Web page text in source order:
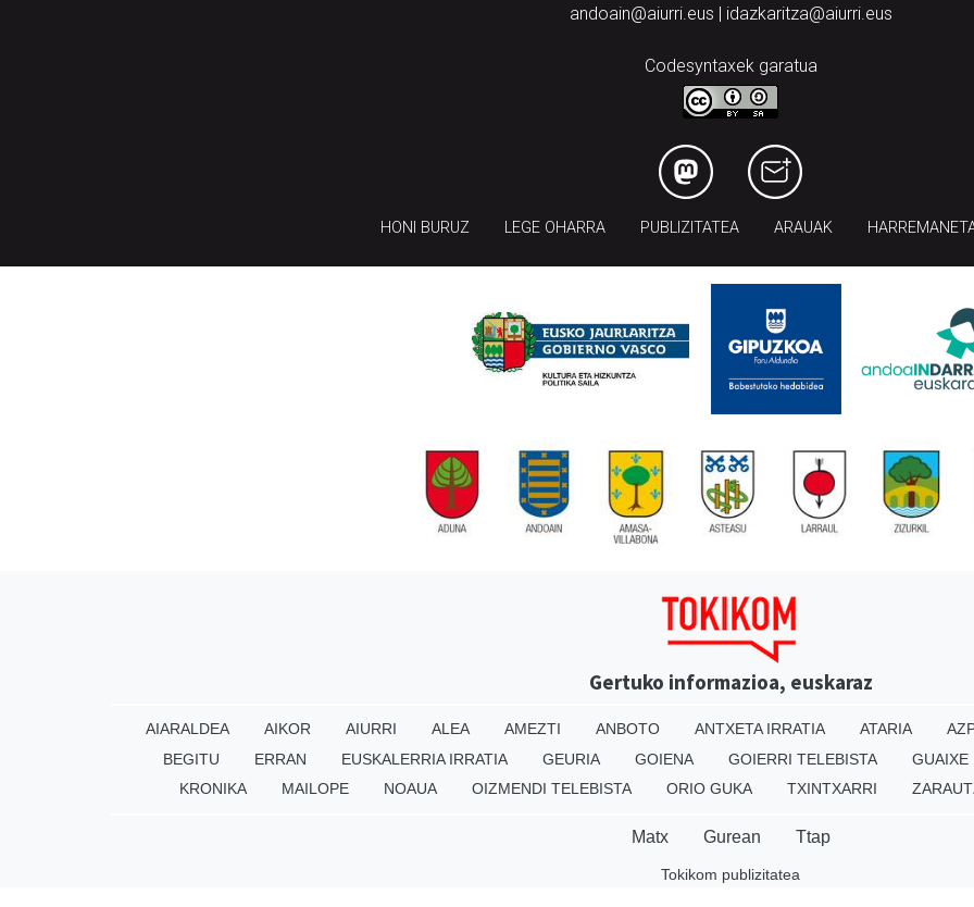
andoain@aiurri.eus | idazkaritza@aiurri.eus
Codesyntaxek garatua
HONI BURUZ LEGE OHARRA PUBLIZITATEA ARAUAK
Gertuko informazioa, euskaraz
AIARALDEA AIKOR AIURRI ALEA AMEZTI ANBOTO ANTXETA IRRATIA ATARIA
BEGITU
ERRAN EUSKALERRIA IRRATIA GEURIA GOIENA GOIERRI TELEBISTA GUAIXE
KRONIKA
MAILOPE NOAUA OIZMENDI TELEBISTA ORIO GUKA TXINTXARRI
Matx Gurean Ttap
Tokikom publizitatea